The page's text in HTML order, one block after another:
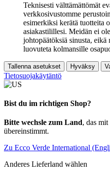
Teknisesti välttämättömät
verkkosivustomme
esimerkiksi kerätä tuotteita
asiakastilillesi. Meidän ei
johtopäätöksiä sinusta,
luovuteta kolmansille
Tallenna asetukset Hyväksy
Tietosuojakäytäntö
Bist du im richtigen Shop?
Bitte wechsle zum Land, das
übereinstimmt.
Zu Ecco Verde International
Anderes Lieferland wählen